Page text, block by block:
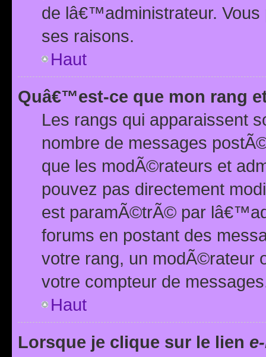
de lâ€™administrateur.
ses raisons.
Haut
Quâ€™est-ce que mon rang
Les rangs qui apparaissent
nombre de messages
que les modÃ©rateurs et
pouvez pas directement
est paramÃ©trÃ© par
forums en postant des
votre rang, un modÃ©rateur
votre compteur de
Haut
Lorsque je clique sur le lien